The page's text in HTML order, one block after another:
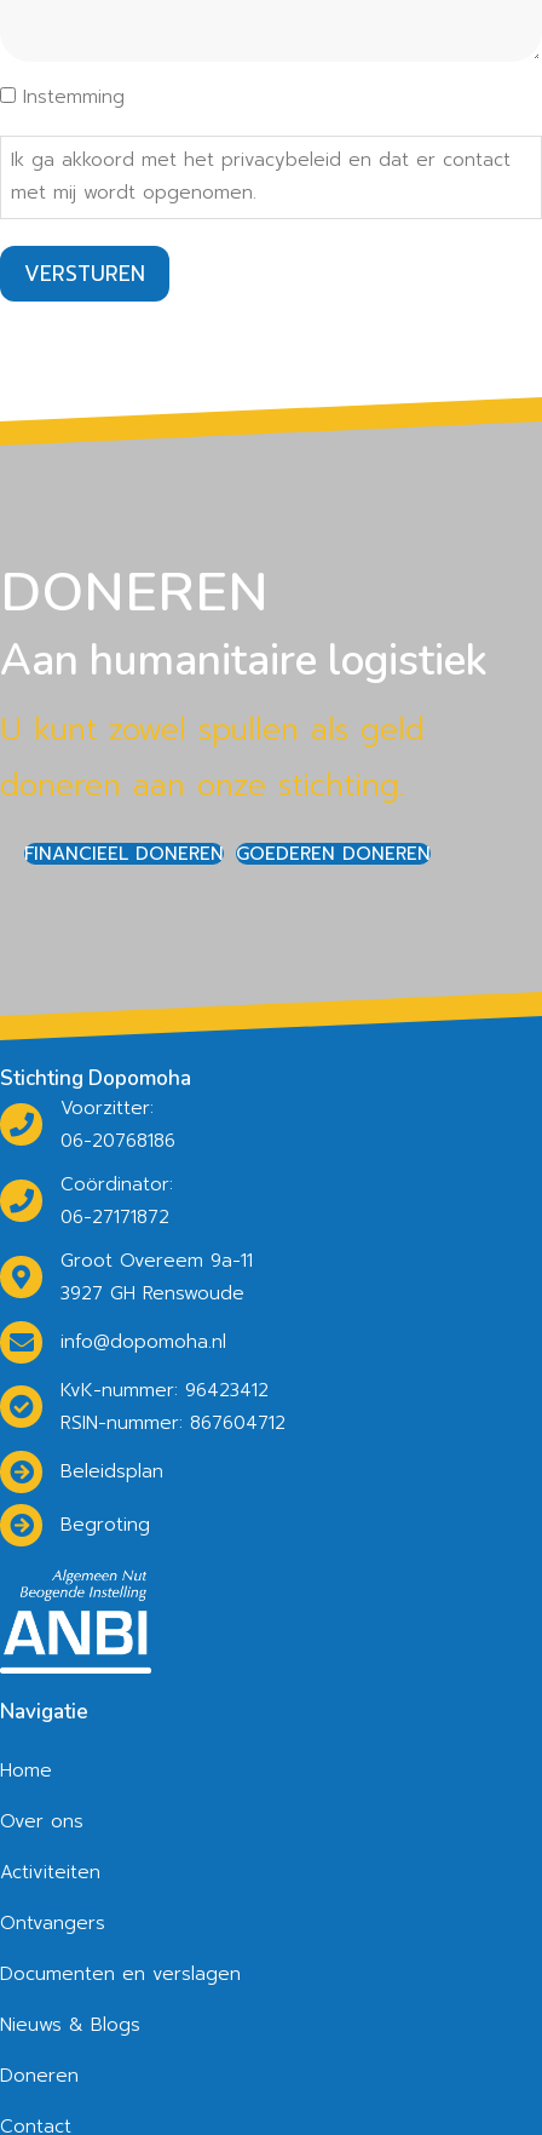
Instemming
Ik ga akkoord met het privacybeleid en dat er contact
met mij wordt opgenomen.
VERSTUREN
DONEREN
Aan humanitaire logistiek
U kunt zowel spullen als geld
doneren aan onze stichting.
FINANCIEEL DONEREN GOEDEREN DONEREN
Stichting Dopomoha
Voorzitter:
06-20768186
Coördinator:
06-27171872
Groot Overeem 9a-11
3927 GH Renswoude
info@dopomoha.nl
KvK-nummer: 96423412
RSIN-nummer: 867604712
Beleidsplan
Begroting
Navigatie
Home
Over ons
Activiteiten
Ontvangers
Documenten en verslagen
Nieuws & Blogs
Doneren
Contact